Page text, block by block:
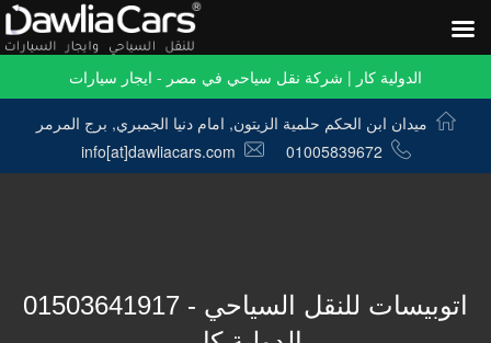
الدولية كار | شركة نقل سياحي في مصر - ايجار سيارات
ميدان ابن الحكم حلمية الزيتون, امام دنيا الجمبري, برج المرمر
01005839672
info[at]dawliacars.com
اتوبيسات للنقل السياحي - 01503641917